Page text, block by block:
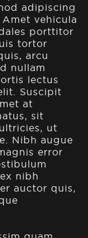
adipiscing
vehicula
porttitor
tortor
arcu
nullam
lectus
Suscipit
at
sit
ut
Nibh augue
error
nibh
auctor quis,